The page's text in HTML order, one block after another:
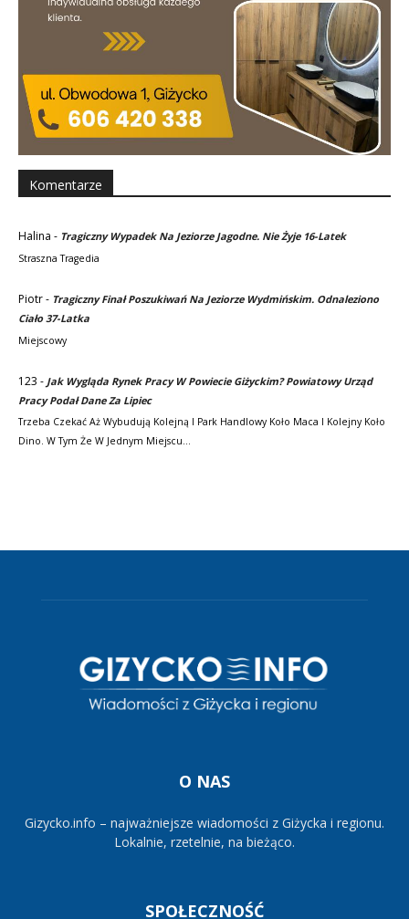
Komentarze
Halina - Tragiczny Wypadek Na Jeziorze Jagodne. Nie Żyje 16-Latek
Straszna Tragedia
Piotr- Tragiczny Finał Poszukiwań Na Jeziorze Wydmińskim. Odnaleziono
Ciało 37-Latka
Miejscowy
123 - Jak Wygląda Rynek Pracy W Powiecie Giżyckim? Powiatowy Urząd
Pracy Podał Dane Za Lipiec
Trzeba Czekać Aż Wybudują Kolejną I Park Handlowy Koło Maca I Kolejny Koło
Dino. W Tym Że W Jednym Miejscu…
O NAS
Gizycko.info – najważniejsze wiadomości z Giżycka i regionu.
Lokalnie, rzetelnie, na bieżąco.
SPOŁECZNOŚĆ